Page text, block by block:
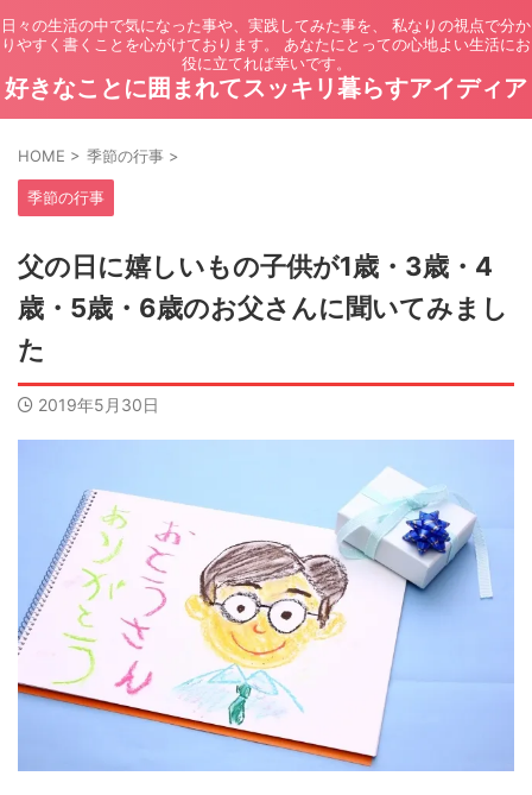
日々の生活の中で気になった事や、実践してみた事を、 私なりの視点で分か
りやすく書くことを心がけております。 あなたにとっての心地よい生活にお
役に立てれば幸いです。
好きなことに囲まれてスッキリ暮らすアイディア
HOME > 季節の行事 >
季節の行事
父の日に嬉しいもの子供が1歳・3歳・4
歳・5歳・6歳のお父さんに聞いてみまし
た
2019年5月30日